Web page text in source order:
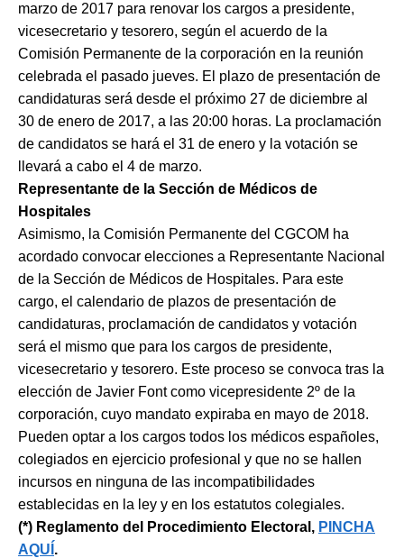
marzo de 2017 para renovar los cargos a presidente,
vicesecretario y tesorero, según el acuerdo de la
Comisión Permanente de la corporación en la reunión
celebrada el pasado jueves. El plazo de presentación de
candidaturas será desde el próximo 27 de diciembre al
30 de enero de 2017, a las 20:00 horas. La proclamación
de candidatos se hará el 31 de enero y la votación se
llevará a cabo el 4 de marzo.
Representante de la Sección de Médicos de
Hospitales
Asimismo, la Comisión Permanente del CGCOM ha
acordado convocar elecciones a Representante Nacional
de la Sección de Médicos de Hospitales. Para este
cargo, el calendario de plazos de presentación de
candidaturas, proclamación de candidatos y votación
será el mismo que para los cargos de presidente,
vicesecretario y tesorero. Este proceso se convoca tras la
elección de Javier Font como vicepresidente 2º de la
corporación, cuyo mandato expiraba en mayo de 2018.
Pueden optar a los cargos todos los médicos españoles,
colegiados en ejercicio profesional y que no se hallen
incursos en ninguna de las incompatibilidades
establecidas en la ley y en los estatutos colegiales.
(*) Reglamento del Procedimiento Electoral, PINCHA
AQUÍ .